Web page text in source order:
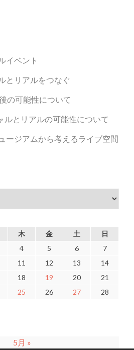
イベント
とリアルをつなぐ
の可能性について
とリアルの可能性について
ージアムから考えるライブ空間
木 金 土
日
4 5 6
7
11 12 13
14
18 19 20
21
25 26 27
28
5月 »